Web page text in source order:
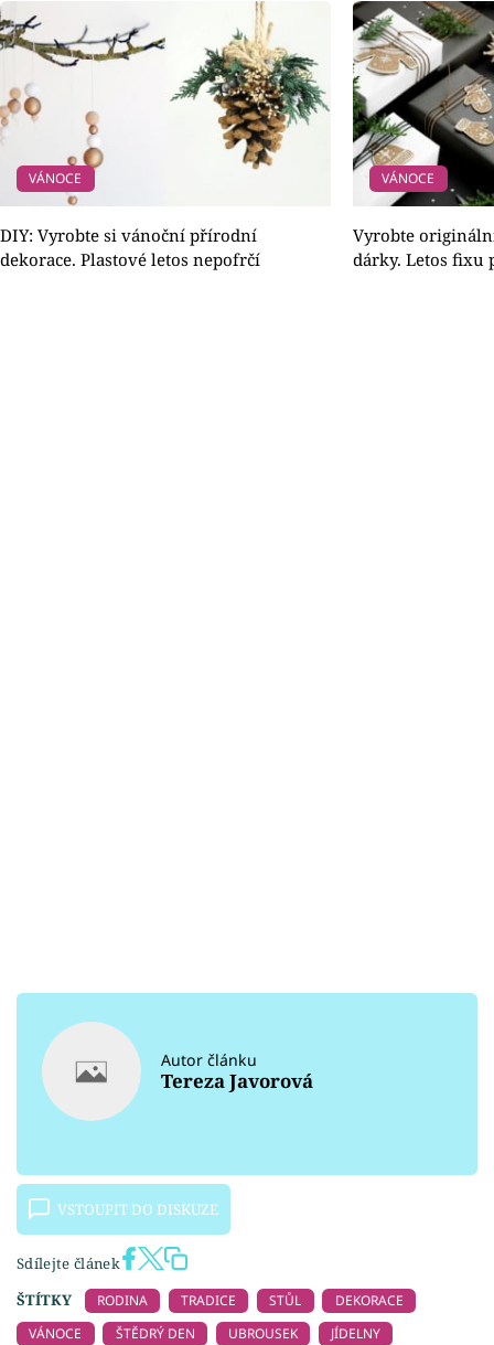
VÁNOCE
DIY: Vyrobte si vánoční přírodní
dekorace. Plastové letos nepofrčí
VÁNOCE
Vyrobte
dárky. Letos fixu
Autor článku
Tereza Javorová
VSTOUPIT DO DISKUZE
Sdílejte článek
ŠTÍTKY
RODINA TRADICE STŮL
DEKORACE
VÁNOCE
ŠTĚDRÝ DEN UBROUSEK
JÍDELNY